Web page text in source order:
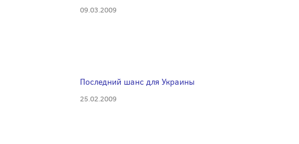
09.03.2009
Последний шанс для Украины
25.02.2009